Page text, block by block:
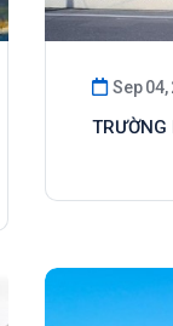
Sep 04,
TRƯỜNG